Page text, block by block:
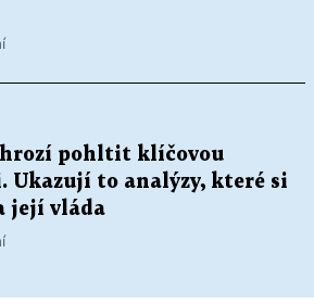
pohltit klíčovou
Ukazují to analýzy, které si
její vláda